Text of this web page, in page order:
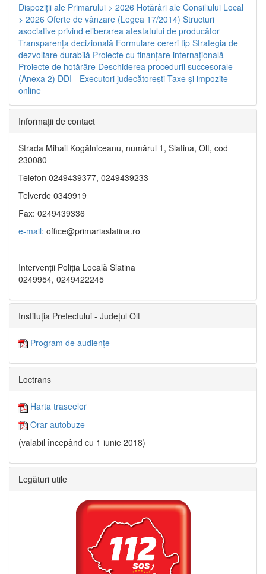
Dispoziţii ale Primarului > 2026 Hotărâri ale Consiliului Local
> 2026 Oferte de vânzare (Legea 17/2014) Structuri
asociative privind eliberarea atestatului de producător
Transparenţa decizională Formulare cereri tip Strategia de
dezvoltare durabilă Proiecte cu finanţare internaţională
Proiecte de hotărâre Deschiderea procedurii succesorale
(Anexa 2) DDI - Executori judecătorești Taxe şi impozite
online
Informaţii de contact
Strada Mihail Kogălniceanu, numărul 1, Slatina, Olt, cod
230080
Telefon 0249439377, 0249439233
Telverde 0349919
Fax: 0249439336
e-mail: office@primariaslatina.ro
Intervenții Poliția Locală Slatina
0249954, 0249422245
Instituția Prefectului - Județul Olt
Program de audiențe
Loctrans
Harta traseelor
Orar autobuze
(valabil începând cu 1 iunie 2018)
Legături utile